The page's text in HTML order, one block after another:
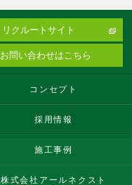
リクルートサイト
お問い合わせはこちら
コンセプト
採用情報
施工事例
株式会社アールネクスト